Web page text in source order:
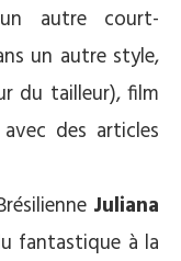
autre court-
un autre style,
du tailleur), film
des articles
Juliana
fantastique à la